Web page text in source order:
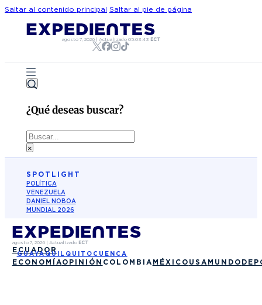
Saltar al contenido principal Saltar al pie de página
agosto 7, 2026| Actualizado 05:03:43 ECT
¿Qué deseas buscar?
Buscar
×
SPOTLIGHT
POLÍTICA
VENEZUELA
DANIEL NOBOA
MUNDIAL 2026
agosto 7, 2026| Actualizado ECT
ECUADOR
GUAYAQUIL QUITO CUENCA
ECONOMÍAOPINIÓN COLOMBIA MÉXICO USA MUNDO